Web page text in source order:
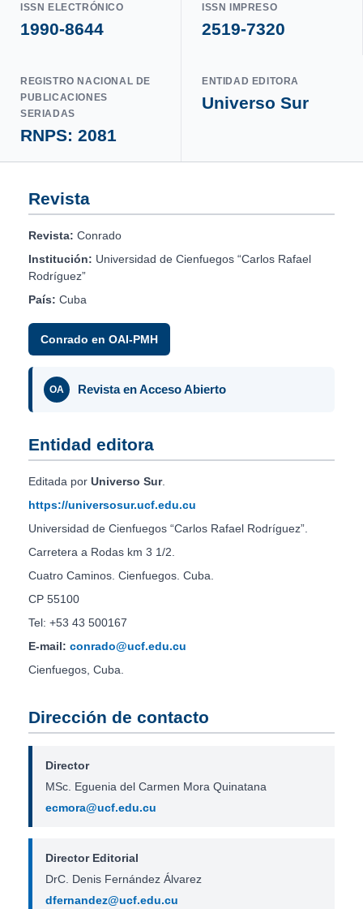
ISSN ELECTRÓNICO
1990-8644
ISSN IMPRESO
2519-7320
REGISTRO NACIONAL DE
PUBLICACIONES
SERIADAS
RNPS: 2081
ENTIDAD EDITORA
Universo Sur
Revista
Revista: Conrado
Institución: Universidad de Cienfuegos “Carlos Rafael
Rodríguez”
País: Cuba
Conrado en OAI-PMH
OA Revista en Acceso Abierto
Entidad editora
Editada por Universo Sur.
https://universosur.ucf.edu.cu
Universidad de Cienfuegos “Carlos Rafael Rodríguez”.
Carretera a Rodas km 3 1/2.
Cuatro Caminos. Cienfuegos. Cuba.
CP 55100
Tel: +53 43 500167
E-mail: conrado@ucf.edu.cu
Cienfuegos, Cuba.
Dirección de contacto
Director
MSc. Eguenia del Carmen Mora Quinatana
ecmora@ucf.edu.cu
Director Editorial
DrC. Denis Fernández Álvarez
dfernandez@ucf.edu.cu